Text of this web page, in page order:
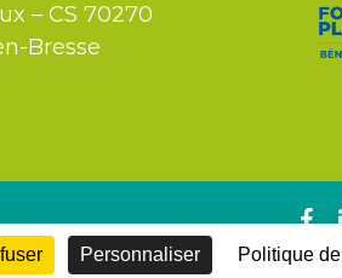
Personnaliser Politique
– CS 70270
Bresse